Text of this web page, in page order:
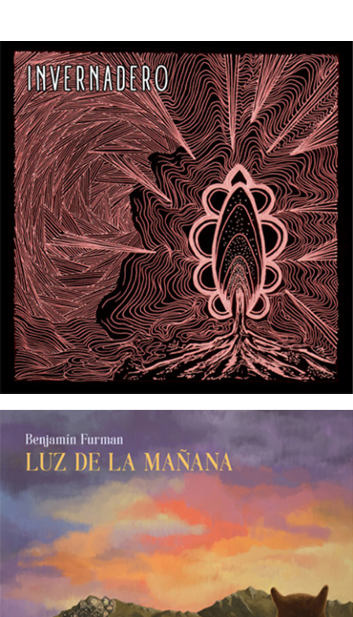
18/11/2016
INVERNADERO – Invernadero EP
26/10/2016
BENJAMÍN FURMAN – Luz de la
mañana